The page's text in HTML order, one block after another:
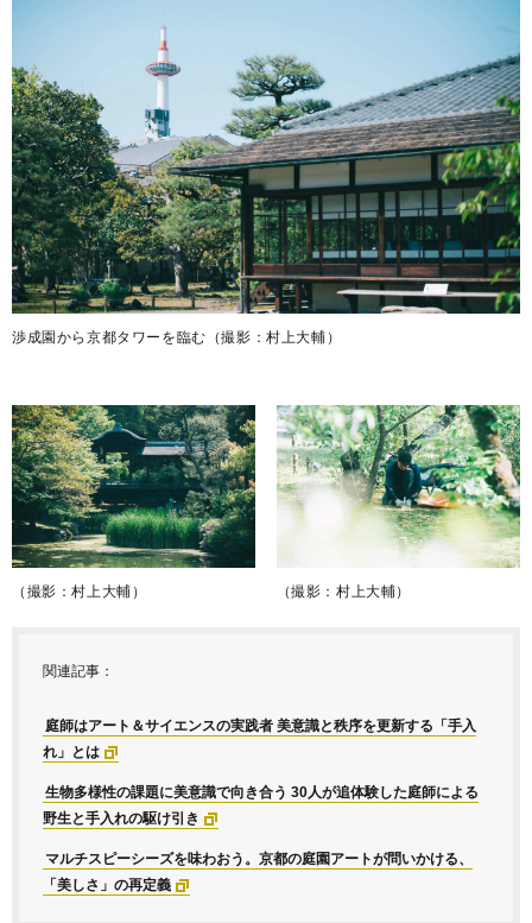
渉成園から京都タワーを臨む（撮影：村上大輔）
（撮影：村上大輔） （撮影：村上大輔）
関連記事：
庭師はアート＆サイエンスの実践者 美意識と秩序を更新する「手入
れ」とは
生物多様性の課題に美意識で向き合う 30人が追体験した庭師による
野生と手入れの駆け引き
マルチスピーシーズを味わおう。京都の庭園アートが問いかける、
「美しさ」の再定義